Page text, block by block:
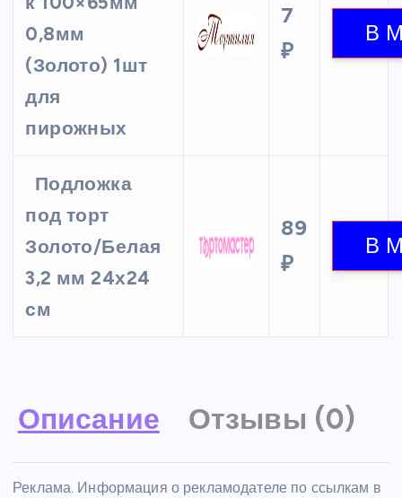
0,8мм
(Золото) 1шт
для
пирожных
7
₽
Подложка
под торт
Золото/Белая
3,2 мм 24х24
см
89
₽
Описание Отзывы (0)
Реклама. Информация о рекламодателе по ссылкам в